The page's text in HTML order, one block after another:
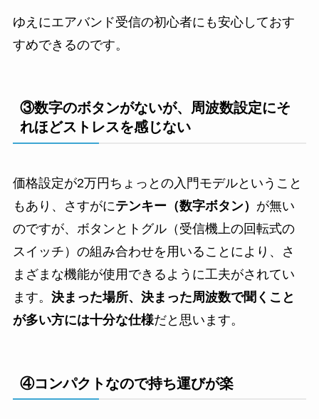
ゆえにエアバンド受信の初心者にも安心しておす
すめできるのです。
③数字のボタンがないが、周波数設定にそ
れほどストレスを感じない
価格設定が2万円ちょっとの入門モデルということ
もあり、さすがにテンキー（数字ボタン） が無い
のですが、ボタンとトグル（受信機上の回転式の
スイッチ）の組み合わせを用いることにより、さ
まざまな機能が使用できるように工夫がされてい
ます。 決まった場所、決まった周波数で聞くこと
が多い方には十分な仕様だと思います。
④コンパクトなので持ち運びが楽